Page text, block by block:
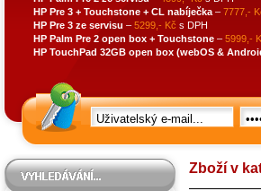
HP Pre 3 + Touchstone + CL nabíječka – 7777,-
HP Pre 3 ze servisu – 5299,- Kč s DPH
HP Palm Pre 2 open box + Touchstone – 5999,-
HP TouchPad 32GB open box (webOS &
Zboží v